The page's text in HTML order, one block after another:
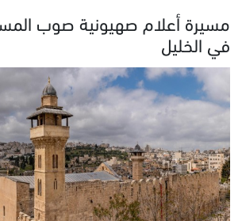
مسيرة أعلام صهيونية صوب
في الخليل